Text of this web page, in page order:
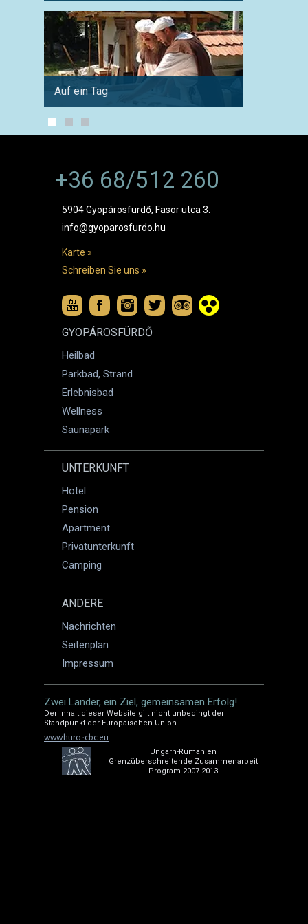
Auf ein Tag
+36 68/512 260
5904 Gyopárosfürdő, Fasor utca 3.
info@gyoparosfurdo.hu
Karte »
Schreiben Sie uns »
GYOPÁROSFÜRDŐ
Heilbad
Parkbad, Strand
Erlebnisbad
Wellness
Saunapark
UNTERKUNFT
Hotel
Pension
Apartment
Privatunterkunft
Camping
ANDERE
Nachrichten
Seitenplan
Impressum
Zwei Länder, ein Ziel, gemeinsamen Erfolg!
Der Inhalt dieser Website gilt nicht unbedingt der
Standpunkt der Europäischen Union.
www.huro-cbc.eu
Ungarn-Rumänien
Grenzüberschreitende Zusammenarbeit
Program 2007-2013